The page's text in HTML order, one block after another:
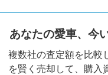
あなたの愛車、今
複数社の査定額を比較
を賢く売却して、購入